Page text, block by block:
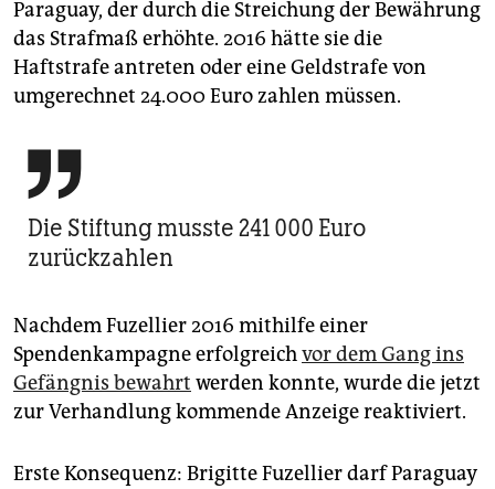
Paraguay, der durch die Streichung der Bewährung
das Strafmaß erhöhte. 2016 hätte sie die
Haftstrafe antreten oder eine Geldstrafe von
umgerechnet 24.000 Euro zahlen müssen.

Die Stiftung musste 241 000 Euro
zurückzahlen
Nachdem Fuzellier 2016 mithilfe einer
Spendenkampagne erfolgreichvor dem Gang ins
Gefängnis bewahrt werden konnte, wurde die jetzt
zur Verhandlung kommende Anzeige reaktiviert.
Erste Konsequenz: Brigitte Fuzellier darf Paraguay